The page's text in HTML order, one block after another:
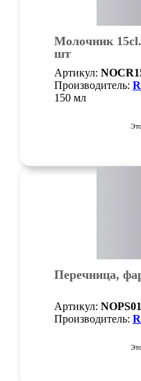
Молочник
шт
Артикул:
Производитель:
150 мл
Перечница,
Артикул: NOPS01
Производитель: